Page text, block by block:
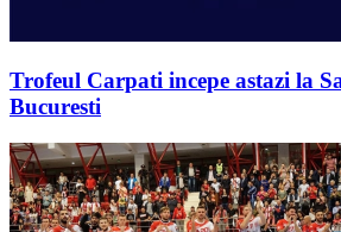
Trofeul Carpati incepe astazi la
Bucuresti